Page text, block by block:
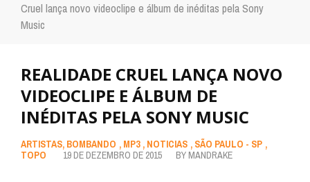
Cruel lança novo videoclipe e álbum de inéditas pela Sony
Music
REALIDADE CRUEL LANÇA NOVO
VIDEOCLIPE E ÁLBUM DE
INÉDITAS PELA SONY MUSIC
ARTISTAS, BOMBANDO , MP3 , NOTICIAS , SÃO PAULO - SP ,
TOPO
19 DE DEZEMBRO DE 2015 BY MANDRAKE